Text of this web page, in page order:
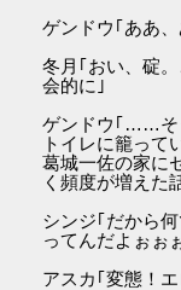
ゲンドウ｢ああ
冬月｢おい、碇
会的に｣
ゲンドウ｢……そ
トイレに籠って
葛城一佐の家に
く頻度が増えた
シンジ｢だから
ってんだよぉぉ
アスカ｢変態！